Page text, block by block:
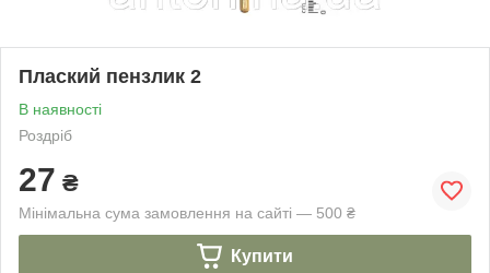
Плаский пензлик 2
В наявності
Роздріб
27 ₴
Мінімальна сума замовлення на сайті — 500 ₴
Купити